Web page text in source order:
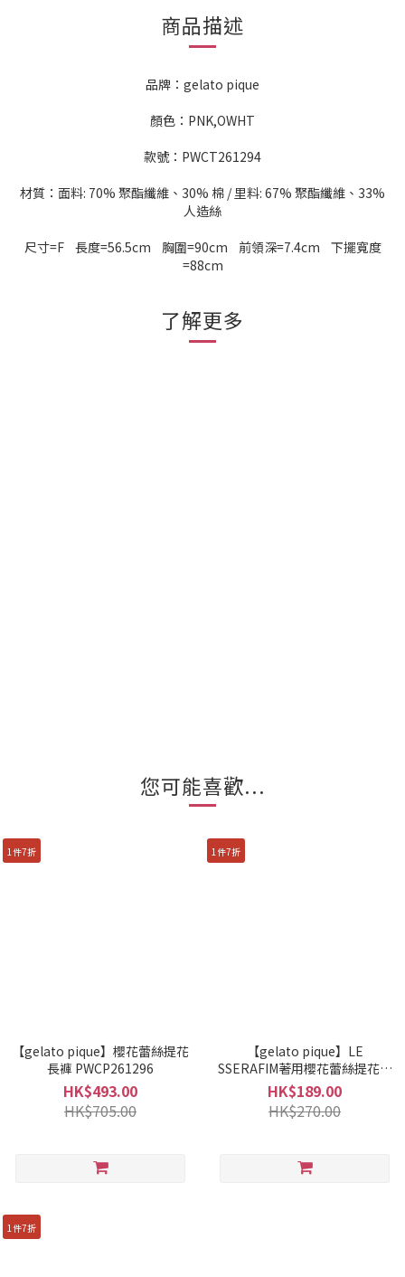
商品描述
品牌：gelato pique
顏色：PNK,OWHT
款號：PWCT261294
材質：面料: 70% 聚酯纖維、30% 棉 / 里料: 67% 聚酯纖維、33%
人造絲
尺寸=F 長度=56.5cm 胸圍=90cm 前領深=7.4cm 下擺寬度
=88cm
了解更多
您可能喜歡...
1件7折
【gelato pique】櫻花蕾絲提花
長褲 PWCP261296
HK$493.00
HK$705.00
1件7折
【gelato pique】LE
SSERAFIM著用櫻花蕾絲提花髮
圈 PWGA261553
HK$189.00
HK$270.00
1件7折